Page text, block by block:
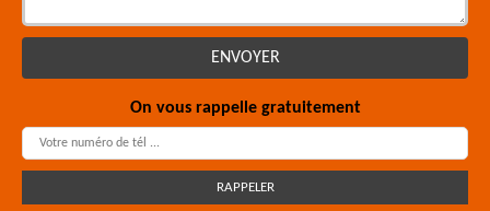
On vous rappelle gratuitement